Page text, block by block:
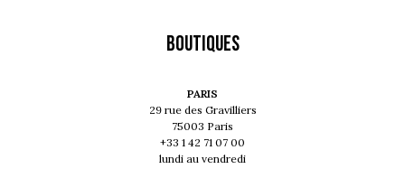
Boutiques
PARIS
29 rue des Gravilliers
75003 Paris
+33 1 42 71 07 00
lundi au vendredi